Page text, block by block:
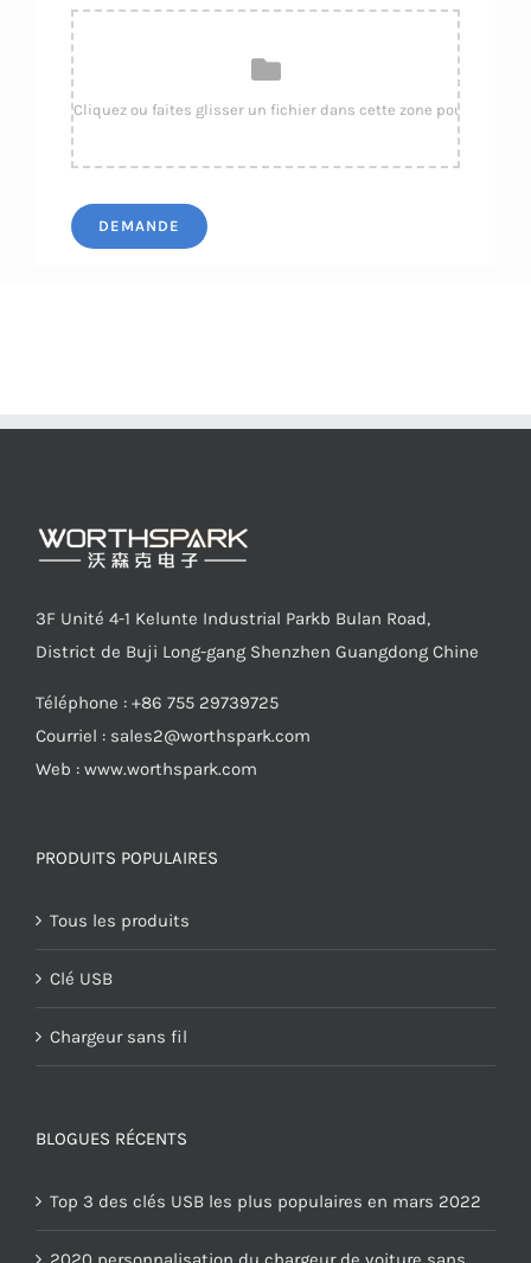
DEMANDE
3F Unité 4-1 Kelunte Industrial Parkb Bulan Road,
District de Buji Long-gang Shenzhen Guangdong Chine
Téléphone : +86 755 29739725
Courriel : sales2@worthspark.com
Web : www.worthspark.com
PRODUITS POPULAIRES
Tous les produits
Clé USB
Chargeur sans fil
BLOGUES RÉCENTS
Top 3 des clés USB les plus populaires en mars 2022